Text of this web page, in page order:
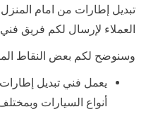
تبديل إطارات من امام
العملاء لإرسال لكم فريق فني
وسنوضح لكم بعض النقاط
يعمل فني تبديل
أنواع السيارات